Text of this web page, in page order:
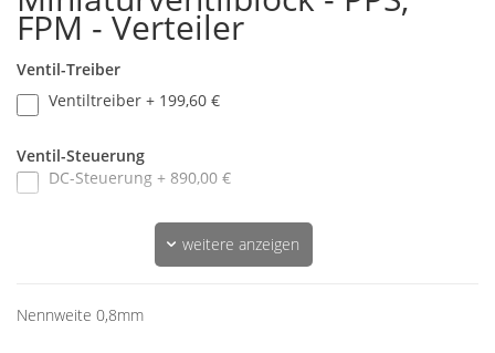
FPM - Verteiler
Ventil-Treiber
Ventiltreiber + 199,60 €
Ventil-Steuerung
DC-Steuerung + 890,00 €
weitere anzeigen
Nennweite 0,8mm